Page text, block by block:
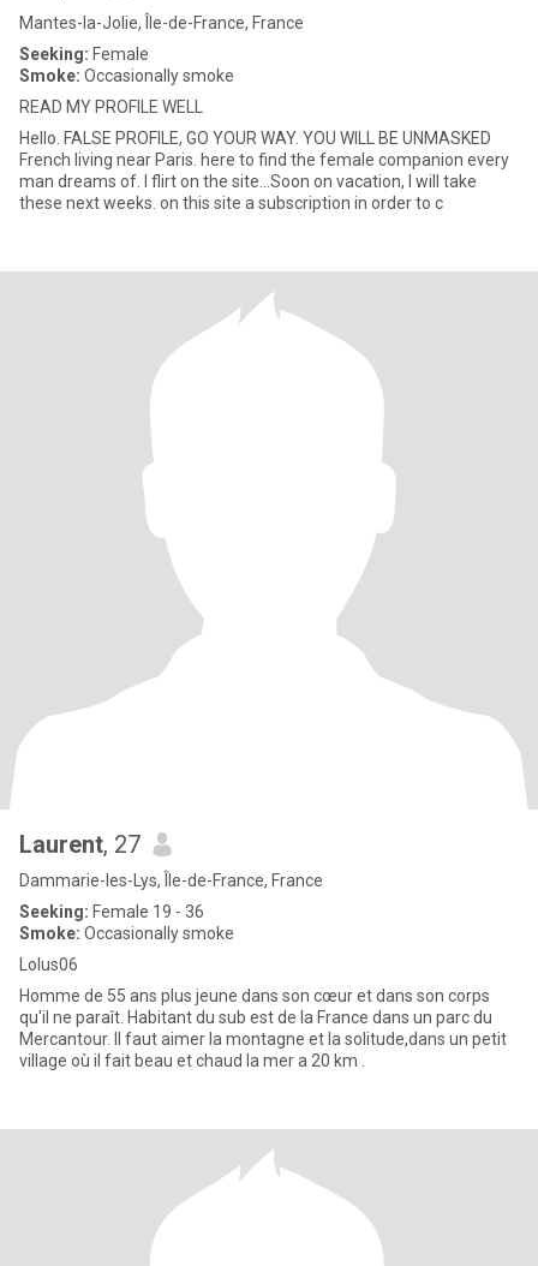
Mantes-la-Jolie, Île-de-France, France
Seeking: Female
Smoke: Occasionally smoke
READ MY PROFILE WELL
Hello. FALSE PROFILE, GO YOUR WAY. YOU WILL BE UNMASKED
French living near Paris. here to find the female companion every
man dreams of. I flirt on the site...Soon on vacation, I will take
these next weeks. on this site a subscription in order to c
Laurent, 27
Dammarie-les-Lys, Île-de-France, France
Seeking: Female 19 - 36
Smoke: Occasionally smoke
Lolus06
Homme de 55 ans plus jeune dans son cœur et dans son corps
qu'il ne paraît. Habitant du sub est de la France dans un parc du
Mercantour. Il faut aimer la montagne et la solitude,dans un petit
village où il fait beau et chaud la mer a 20 km .